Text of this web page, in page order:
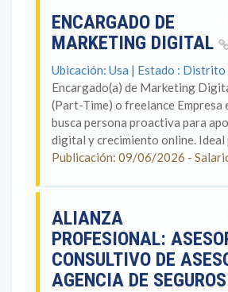
ENCARGADO DE
MARKETING DIGITAL
Ubicación: Usa | Estado :
Encargado(a) de Marketing
(Part-Time) o freelance Empresa
busca persona proactiva para
digital y crecimiento online. Ideal
Publicación: 09/06/2026 -
ALIANZA
PROFESIONAL:
CONSULTIVO DE
AGENCIA DE SEGUROS